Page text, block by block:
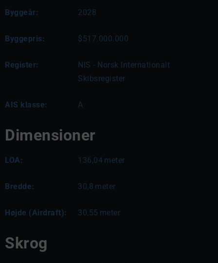
Byggeår: 2028
Byggepris: $517.000.000
Register:
NIS - Norsk Internationalt
Skibsregister
AIS klasse: A
Dimensioner
LOA: 136,04 meter
Bredde: 30,8 meter
Højde (Airdraft): 30,55 meter
Skrog